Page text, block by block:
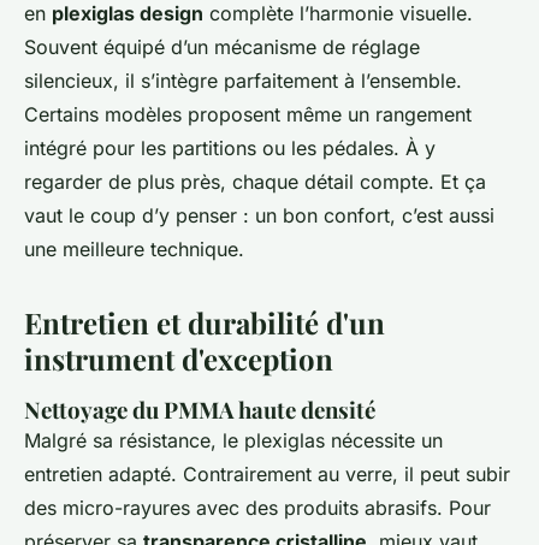
en plexiglas design complète l’harmonie visuelle.
Souvent équipé d’un mécanisme de réglage
silencieux, il s’intègre parfaitement à l’ensemble.
Certains modèles proposent même un rangement
intégré pour les partitions ou les pédales. À y
regarder de plus près, chaque détail compte. Et ça
vaut le coup d’y penser : un bon confort, c’est aussi
une meilleure technique.
Entretien et durabilité d'un
instrument d'exception
Nettoyage du PMMA haute densité
Malgré sa résistance, le plexiglas nécessite un
entretien adapté. Contrairement au verre, il peut subir
des micro-rayures avec des produits abrasifs. Pour